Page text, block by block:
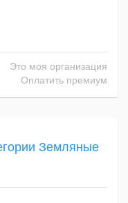
Это моя организация
Оплатить премиум
Земляные